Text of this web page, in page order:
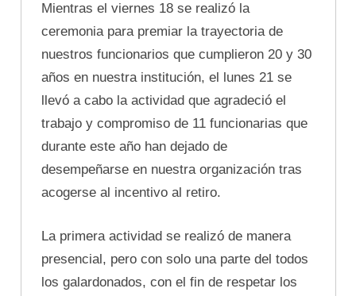
Mientras el viernes 18 se realizó la
ceremonia para premiar la trayectoria de
nuestros funcionarios que cumplieron 20 y 30
años en nuestra institución, el lunes 21 se
llevó a cabo la actividad que agradeció el
trabajo y compromiso de 11 funcionarias que
durante este año han dejado de
desempeñarse en nuestra organización tras
acogerse al incentivo al retiro.
La primera actividad se realizó de manera
presencial, pero con solo una parte del todos
los galardonados, con el fin de respetar los